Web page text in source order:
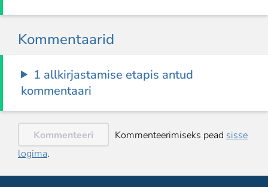
Kommentaarid
1 allkirjastamise etapis antud
kommentaari
Kommenteeri Kommenteerimiseks pead sisse
logima.